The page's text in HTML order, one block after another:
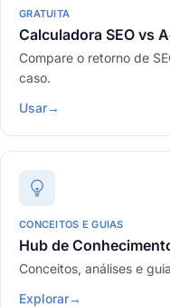
GRATUITA
Calculadora SEO vs
Compare o retorno de
caso.
Usar→
CONCEITOS E GUIAS
Hub de
Conceitos, análises e
Explorar→